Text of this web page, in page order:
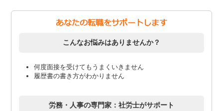
こんなお悩みはありませんか？
何度面接を受けてもうまくいきません
履歴書の書き方がわかりません
労務・人事の専門家：社労士がサポート